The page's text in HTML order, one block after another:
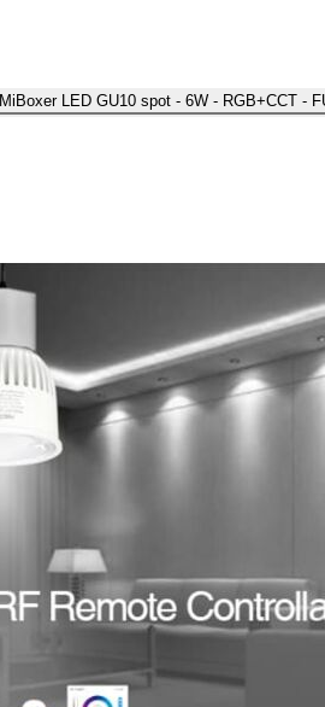
MiBoxer LED GU10 spot - 6W - RGB+CCT -